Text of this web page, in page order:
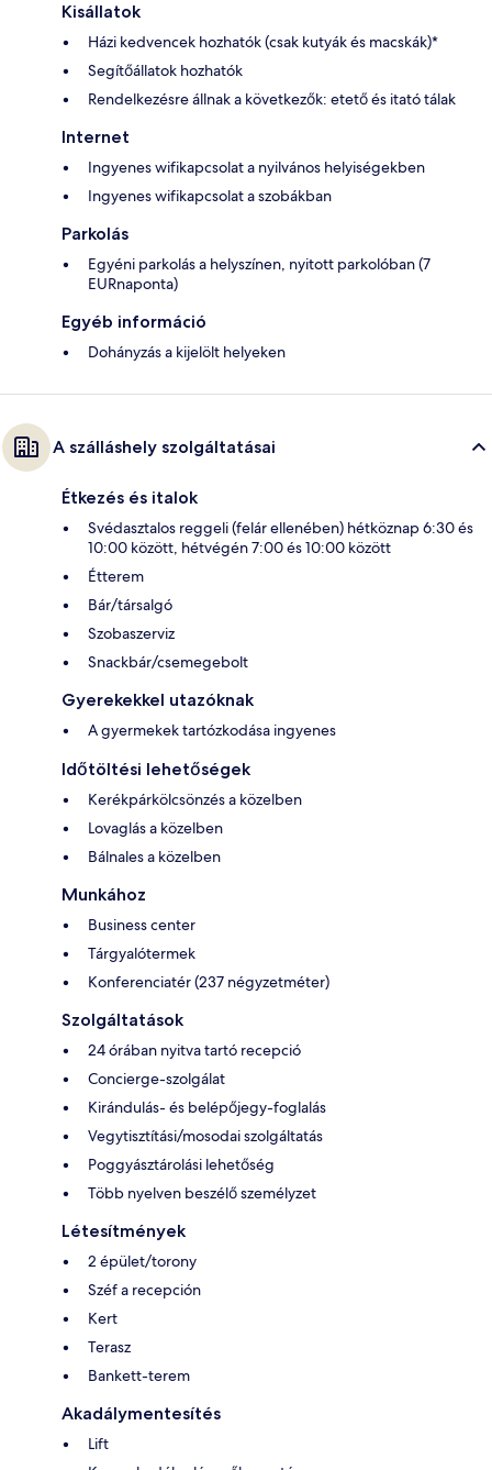
Kisállatok
Házi kedvencek hozhatók (csak kutyák és macskák)*
Segítőállatok hozhatók
Rendelkezésre állnak a következők: etető és itató tálak
Internet
Ingyenes wifikapcsolat a nyilvános helyiségekben
Ingyenes wifikapcsolat a szobákban
Parkolás
Egyéni parkolás a helyszínen, nyitott parkolóban (7
EURnaponta)
Egyéb információ
Dohányzás a kijelölt helyeken
A szálláshely szolgáltatásai
Étkezés és italok
Svédasztalos reggeli (felár ellenében) hétköznap 6:30 és
10:00 között, hétvégén 7:00 és 10:00 között
Étterem
Bár/társalgó
Szobaszerviz
Snackbár/csemegebolt
Gyerekekkel utazóknak
A gyermekek tartózkodása ingyenes
Időtöltési lehetőségek
Kerékpárkölcsönzés a közelben
Lovaglás a közelben
Bálnales a közelben
Munkához
Business center
Tárgyalótermek
Konferenciatér (237 négyzetméter)
Szolgáltatások
24 órában nyitva tartó recepció
Concierge-szolgálat
Kirándulás- és belépőjegy-foglalás
Vegytisztítási/mosodai szolgáltatás
Poggyásztárolási lehetőség
Több nyelven beszélő személyzet
Létesítmények
2 épület/torony
Széf a recepción
Kert
Terasz
Bankett-terem
Akadálymentesítés
Lift